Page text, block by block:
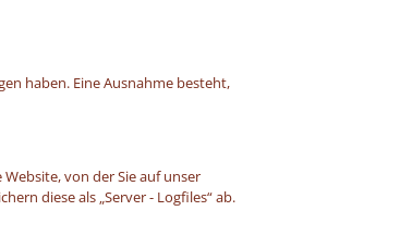
haben. Eine Ausnahme besteht,
von der Sie auf unser
diese als „Server - Logfiles“ ab.